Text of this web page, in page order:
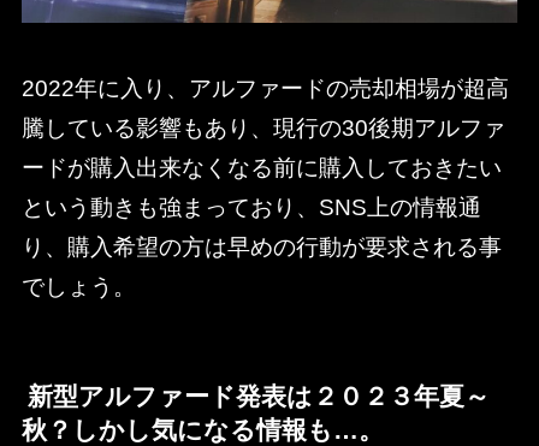
2022年に入り、アルファードの売却相場が超高
騰している影響もあり、現行の30後期アルファ
ードが購入出来なくなる前に購入しておきたい
という動きも強まっており、SNS上の情報通
り、購入希望の方は早めの行動が要求される事
でしょう。
新型アルファード発表は２０２３年夏～
秋？しかし気になる情報も…。